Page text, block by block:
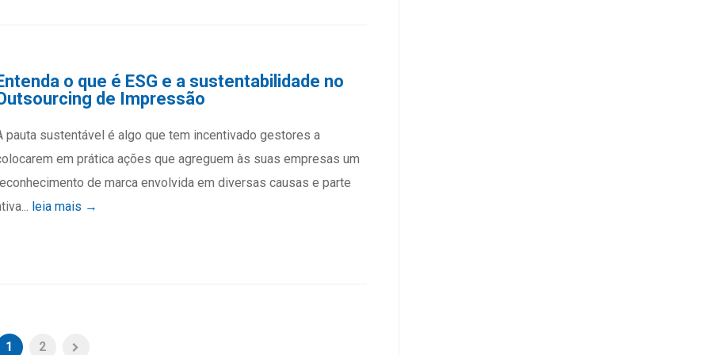
o que é ESG e a sustentabilidade no
de Impressão
pauta sustentável é algo que tem incentivado gestores a
em prática ações que agreguem às suas empresas um
de marca envolvida em diversas causas e parte
leia mais →
1 2